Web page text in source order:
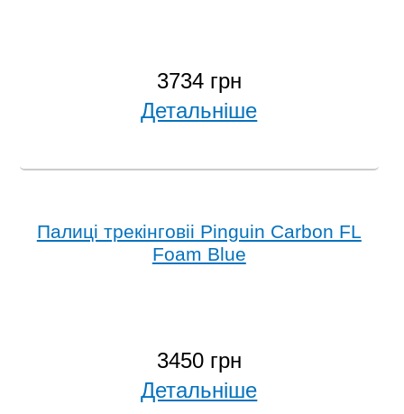
3734 грн
Детальніше
Палиці трекінговіі Pinguin Carbon FL
Foam Blue
3450 грн
Детальніше